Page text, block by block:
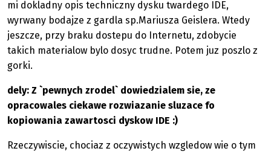
mi dokladny opis techniczny dysku twardego IDE,
wyrwany bodajze z gardla sp.Mariusza Geislera. Wtedy
jeszcze, przy braku dostepu do Internetu, zdobycie
takich materialow bylo dosyc trudne. Potem juz poszlo z
gorki.
dely: Z `pewnych zrodel` dowiedzialem sie, ze
opracowales ciekawe rozwiazanie sluzace fo
kopiowania zawartosci dyskow IDE :)
Rzeczywiscie, chociaz z oczywistych wzgledow wie o tym